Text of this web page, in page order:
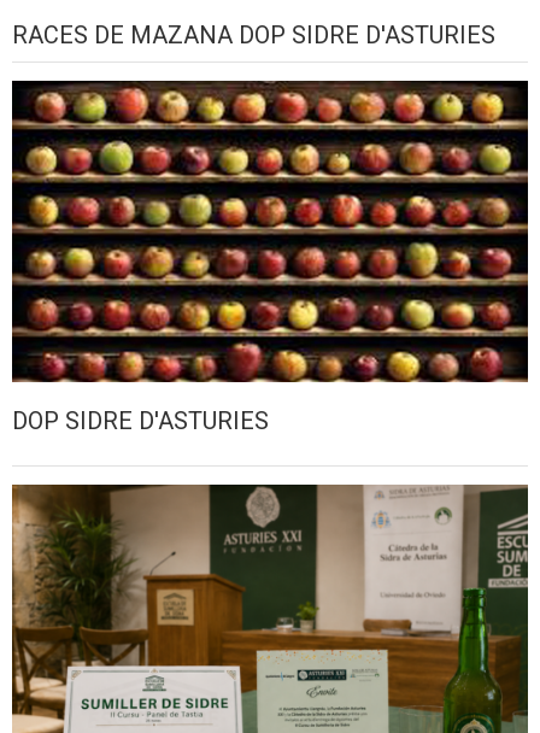
RACES DE MAZANA DOP SIDRE D'ASTURIES
DOP SIDRE D'ASTURIES